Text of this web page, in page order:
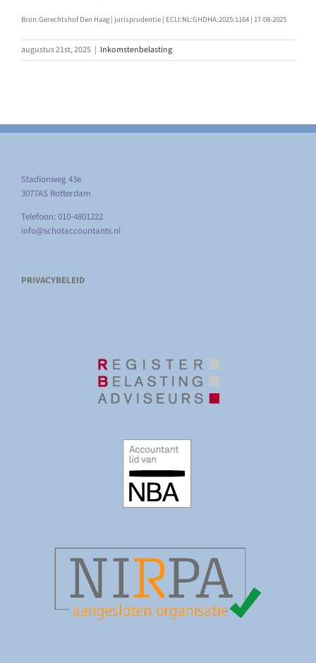
Bron:Gerechtshof Den Haag | jurisprudentie | ECLI:NL:GHDHA:2025:1164 | 17-08-2025
augustus 21st, 2025 | Inkomstenbelasting
Stadionweg 43e
3077AS Rotterdam
Telefoon: 010-4801222
info@schotaccountants.nl
PRIVACYBELEID